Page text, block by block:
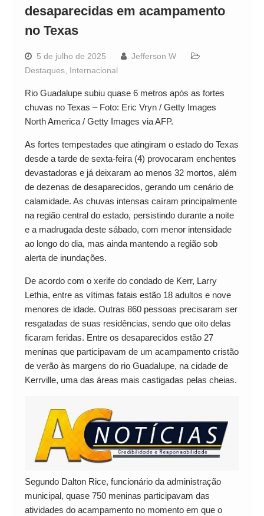
desaparecidas em acampamento
no Texas
5 de julho de 2025
Jefferson W
Destaques, Internacional
Rio Guadalupe subiu quase 6 metros após as fortes
chuvas no Texas – Foto: Eric Vryn / Getty Images
North America / Getty Images via AFP.
As fortes tempestades que atingiram o estado do Texas
desde a tarde de sexta-feira (4) provocaram enchentes
devastadoras e já deixaram ao menos 32 mortos, além
de dezenas de desaparecidos, gerando um cenário de
calamidade. As chuvas intensas caíram principalmente
na região central do estado, persistindo durante a noite
e a madrugada deste sábado, com menor intensidade
ao longo do dia, mas ainda mantendo a região sob
alerta de inundações.
De acordo com o xerife do condado de Kerr, Larry
Lethia, entre as vítimas fatais estão 18 adultos e nove
menores de idade. Outras 860 pessoas precisaram ser
resgatadas de suas residências, sendo que oito delas
ficaram feridas. Entre os desaparecidos estão 27
meninas que participavam de um acampamento cristão
de verão às margens do rio Guadalupe, na cidade de
Kerrville, uma das áreas mais castigadas pelas cheias.
Segundo Dalton Rice, funcionário da administração
municipal, quase 750 meninas participavam das
atividades do acampamento no momento em que o